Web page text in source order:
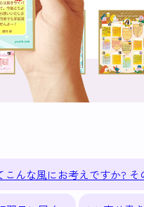
こんな風にお考えですか?